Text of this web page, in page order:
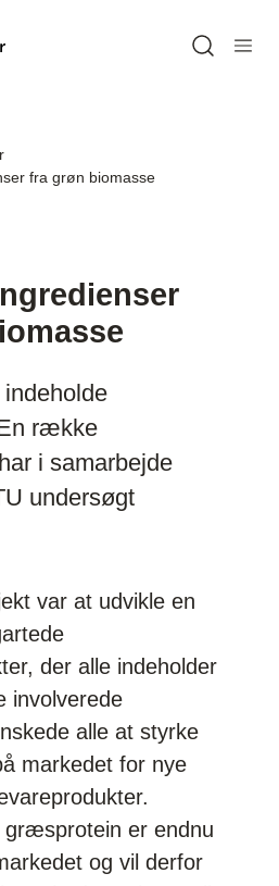
fra grøn biomasse
række
i samarbejde
undersøgt
var at udvikle en
der alle indeholder
involverede
alle at styrke
markedet for nye
græsprotein er endnu
og vil derfor